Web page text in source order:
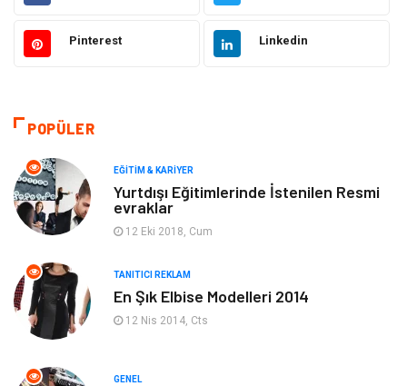
Otomotiv Sağlıklı Yaşam
Moda
Makine
Elektronik
Ev Dekorasyon Organizasyon
Pinterest Linkedin
POPÜLER
EĞITIM & KARIYER
Yurtdışı Eğitimlerinde İstenilen Resmi
evraklar
12 Eki 2018, Cum
TANITICI REKLAM
En Şık Elbise Modelleri 2014
12 Nis 2014, Cts
GENEL